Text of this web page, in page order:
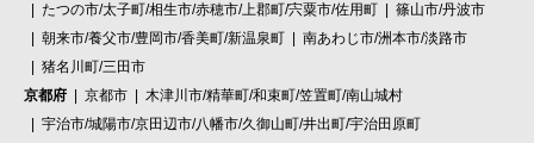
たつの市/太子町/相生市/赤穂市/上郡町/宍粟市/佐用町
篠山市/丹波市
朝来市/養父市/豊岡市/香美町/新温泉町
南あわじ市/洲本市/淡路市
猪名川町/三田市
京都府
京都市
木津川市/精華町/和束町/笠置町/南山城村
宇治市/城陽市/京田辺市/八幡市/久御山町/井出町/宇治田原町